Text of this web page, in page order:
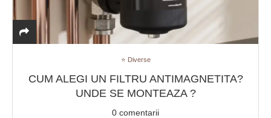
⭐ Diverse
CUM ALEGI UN FILTRU ANTIMAGNETITA?
UNDE SE MONTEAZA ?
0 comentarii